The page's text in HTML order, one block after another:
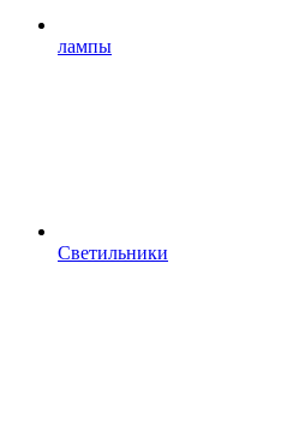
лампы
Светильники